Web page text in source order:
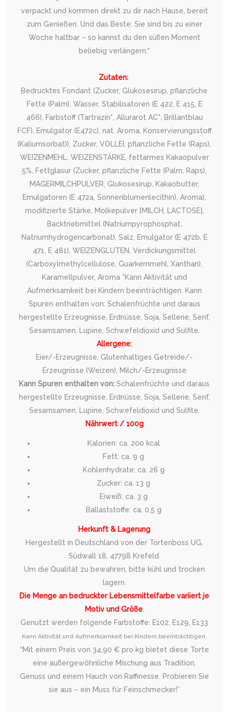
verpackt und kommen direkt zu dir nach Hause, bereit
zum Genießen. Und das Beste: Sie sind bis zu einer
Woche haltbar – so kannst du den süßen Moment
beliebig verlängern.“
Zutaten:
Bedrucktes Fondant (Zucker, Glukosesirup, pflanzliche
Fette (Palm), Wasser, Stabilisatoren (E 422, E 415, E
466), Farbstoff (Tartrazin*, Allurarot AC*, Brillantblau
FCF), Emulgator (E472c), nat. Aroma, Konservierungsstoff
(Kaliumsorbat)), Zucker, VOLLEI, pflanzliche Fette (Raps),
WEIZENMEHL, WEIZENSTÄRKE, fettarmes Kakaopulver
5%, Fettglasur (Zucker, pflanzliche Fette (Palm, Raps),
MAGERMILCHPULVER, Glukosesirup, Kakaobutter,
Emulgatoren (E 472a, Sonnenblumenlecithin), Aroma),
modifizierte Stärke, Molkepulver [MILCH, LACTOSE],
Backtriebmittel (Natriumpyrophosphat,
Natriumhydrogencarbonat), Salz, Emulgator (E 472b, E
471, E 481), WEIZENGLUTEN, Verdickungsmittel
(Carboxylmethylcellulose, Guarkernmehl, Xanthan),
Karamellpulver, Aroma *Kann Aktivität und
Aufmerksamkeit bei Kindern beeinträchtigen. Kann
Spuren enthalten von: Schalenfrüchte und daraus
hergestellte Erzeugnisse, Erdnüsse, Soja, Sellerie, Senf,
Sesamsamen, Lupine, Schwefeldioxid und Sulfite.
Allergene:
Eier/-Erzeugnisse, Glutenhaltiges Getreide/-
Erzeugnisse (Weizen), Milch/-Erzeugnisse
Kann Spuren enthalten von: Schalenfrüchte und daraus
hergestellte Erzeugnisse, Erdnüsse, Soja, Sellerie, Senf,
Sesamsamen, Lupine, Schwefeldioxid und Sulfite.
Nährwert / 100g
Kalorien: ca. 200 kcal
Fett: ca. 9 g
Kohlenhydrate: ca. 26 g
Zucker: ca. 13 g
Eiweiß: ca. 3 g
Ballaststoffe: ca. 0,5 g
Herkunft & Lagerung
Hergestellt in Deutschland von der Tortenboss UG,
Südwall 18, 47798 Krefeld.
Um die Qualität zu bewahren, bitte kühl und trocken
lagern.
Die Menge an bedruckter Lebensmittelfarbe variiert je
Motiv und Größe.
Genutzt werden folgende Farbstoffe: E102, E129, E133
Kann Aktivität und Aufmerksamkeit bei Kindern beeinträchtigen.
“Mit einem Preis von 34,90 € pro kg bietet diese Torte
eine außergewöhnliche Mischung aus Tradition,
Genuss und einem Hauch von Raffinesse. Probieren Sie
sie aus – ein Muss für Feinschmecker!”